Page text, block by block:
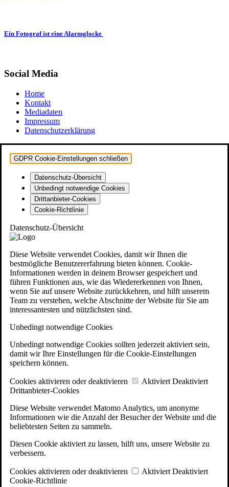
Ein Fotograf ist eine Alarmglocke
Social Media
Home
Kontakt
Mediadaten
Impressum
Datenschutzerklärung
GDPR Cookie-Einstellungen schließen
Datenschutz-Übersicht
Unbedingt notwendige Cookies
Drittanbieter-Cookies
Cookie-Richtlinie
Datenschutz-Übersicht
Diese Website verwendet Cookies, damit wir Ihnen die
bestmögliche Benutzererfahrung bieten können. Cookie-
Informationen werden in deinem Browser gespeichert und
führen Funktionen aus, wie das Wiedererkennen von Ihnen,
wenn Sie auf unsere Website zurückkehren, und hilft unserem
Team zu verstehen, welche Abschnitte der Website für Sie am
interessantesten und nützlichsten sind.
Unbedingt notwendige Cookies
Unbedingt notwendige Cookies sollten jederzeit aktiviert sein,
damit wir Ihre Einstellungen für die Cookie-Einstellungen
speichern können.
Cookies aktivieren oder deaktivieren Aktiviert Deaktiviert
Drittanbieter-Cookies
Diese Website verwendet Matomo Analytics, um anonyme
Informationen wie die Anzahl der Besucher der Website und die
beliebtesten Seiten zu sammeln.
Diesen Cookie aktiviert zu lassen, hilft uns, unsere Website zu
verbessern.
Cookies aktivieren oder deaktivieren Aktiviert Deaktiviert
Cookie-Richtlinie